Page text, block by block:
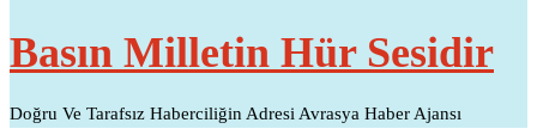
Basın Milletin Hür Sesidir
Doğru Ve Tarafsız Haberciliğin Adresi Avrasya Haber Ajansı